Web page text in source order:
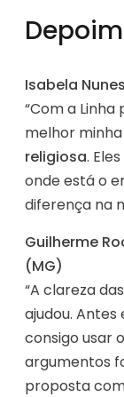
Isabela
“Com a
melhor minha
religiosa.
onde está o
diferença na
Guilherme
(MG)
“A clareza
ajudou.
consigo usar
argumentos
proposta